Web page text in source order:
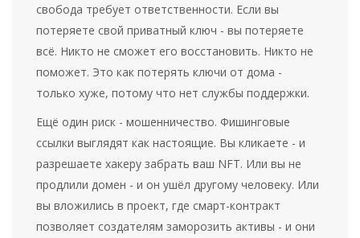
свобода требует ответственности. Если вы
потеряете свой приватный ключ - вы потеряете
всё. Никто не сможет его восстановить. Никто не
поможет. Это как потерять ключи от дома -
только хуже, потому что нет службы поддержки.
Ещё один риск - мошенничество. Фишинговые
ссылки выглядят как настоящие. Вы кликаете - и
разрешаете хакеру забрать ваш NFT. Или вы не
продлили домен - и он ушёл другому человеку. Или
вы вложились в проект, где смарт-контракт
позволяет создателям заморозить активы - и они